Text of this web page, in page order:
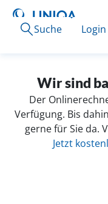
Suche Login
Wir sind
Der
Verfügung. Bis
gerne für Sie da.
Jetzt